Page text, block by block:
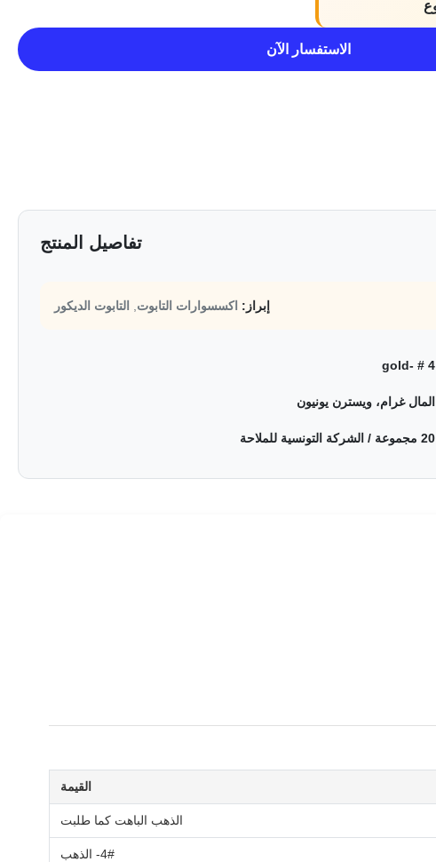
الاستفسار الآن
تفاصيل المنتج
إبراز: اكسسوارات التابوت التابوت الديكور
4 # -gold
المال غرام، ويسترن يونيون
20 مجموعة / الشركة التونسية للملاحة
القيمة
الذهب الباهت كما طلبت
4#- الذهب